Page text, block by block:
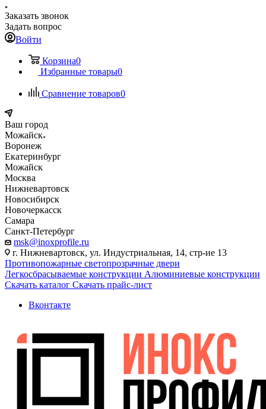
Заказать звонок
Задать вопрос
Войти
Корзина0
Избранные товары0
Сравнение товаров0
Ваш город
Можайск
Воронеж
Екатеринбург
Можайск
Москва
Нижневартовск
Новосибирск
Новочеркасск
Самара
Санкт-Петербург
msk@inoxprofile.ru
г. Нижневартовск, ул. Индустриальная, 14, стр-ие 13
Противопожарные светопрозрачные двери
Легкосбрасываемые конструкции Алюминиевые конструкции
Скачать каталог Скачать прайс-лист
Вконтакте